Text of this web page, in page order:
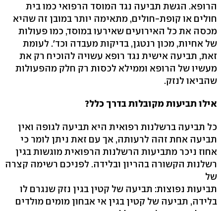
הרופא. הגשת תביעה נגד המוסד הרפואי כמו בית
חולים או קופת-חולים, מתאימה יותר במובן זה שהיא
מכסה את כל האירועים שאירעו במוסד, כמו פעולות
של אחיות, מכון רנטגן, בדיקות מעבדה וכד'. לעומת
זאת, תביעה אישית נגד רופא עשויה להוכיח רק את
מעשיו של הרופא וממילא לכסות רק חלק מהפעולות
שהביאו לנזק.
אילו תביעות מקובלות בדרך כלל?
כל תביעה ברשלנות רפואית היא תביעה לגופה ואין
תביעה אחת זהה לרעותה, אך עם זאת ניתן לומר כי
אחוז ניכר מתביעות הרשלנות הרפואית מוגשות בגין
רשלנות הקשורה בהריון ובלידה. לפניכם רשימה קצרה
של
תביעות נפוצות: תביעה של קטין בגין נזק שנגרם לו
בלידה, תביעה של קטין בגין אי אבחון מומים מולדים